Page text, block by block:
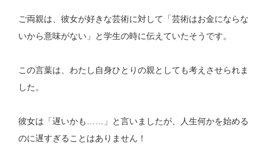
ご両親は、彼女が好きな芸術に対して「芸術はお金にならな
いから意味がない」と学生の時に伝えていたそうです。
この言葉は、わたし自身ひとりの親としても考えさせられま
した。
彼女は「遅いかも……」と言いましたが、人生何かを始める
のに遅すぎることはありません！